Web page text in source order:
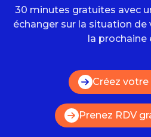
30 minutes gratuites avec
échanger sur la situation
la prochaine
Créez
Prenez RDV